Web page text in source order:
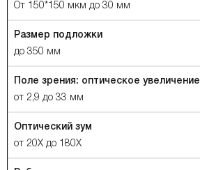
От 150*150 мкм до 30 мм
Размер подложки
до 350 мм
Поле зрения: оптическое увеличение
от 2,9 до 33 мм
Оптический зум
от 20X до 180X